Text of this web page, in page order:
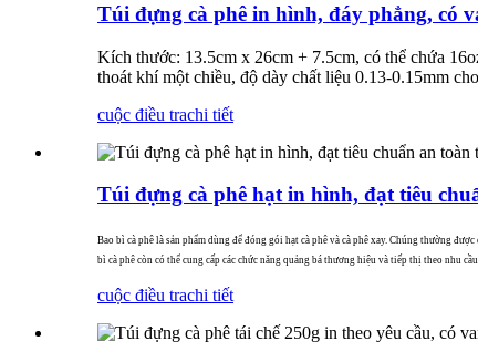
Túi đựng cà phê in hình, đáy phẳng, có
Kích thước: 13.5cm x 26cm + 7.5cm, có thể chứa
thoát khí một chiều, độ dày chất liệu 0.13-0.15mm
cuộc điều trachi tiết
Túi đựng cà phê hạt in hình, đạt tiêu
Bao bì cà phê là sản phẩm dùng để đóng gói hạt cà phê và cà phê xay. Chúng thường
bì cà phê còn có thể cung cấp các chức năng quảng bá thương hiệu và tiếp thị theo nhu
cuộc điều trachi tiết